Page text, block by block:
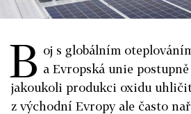
B oj s globálním
a Evropská unie
jakoukoli produkci oxidu
z východní Evropy ale často